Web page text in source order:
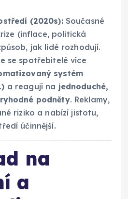
(2020s):Současné
(inflace, politická
jak lidé rozhodují.
se spotřebitelé více
systém
a reagují na jednoduché,
podněty. Reklamy,
riziko a nabízí jistotu,
účinnější.
na
a